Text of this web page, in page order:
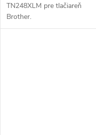
TN248XLM pre tlačiareň
Brother.